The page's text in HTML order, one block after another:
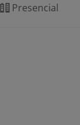
Presencial